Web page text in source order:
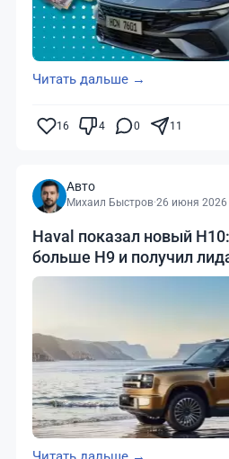
Читать дальше →
16 4 0 11
Авто
Михаил Быстров·26 июня 2026
Haval показал новый
больше H9 и получил